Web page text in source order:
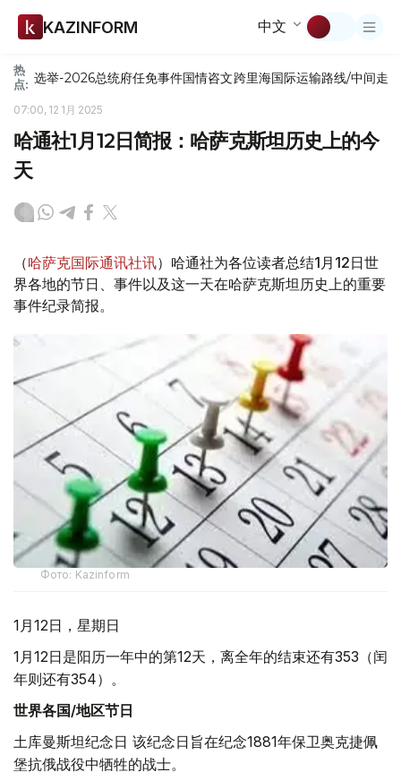
KAZINFORM 中文
热
点: 选举-2026总统府任免事件国情咨文跨里海国际运输路线/中间走廊
07:00, 12 1月 2025
哈通社1月12日简报：哈萨克斯坦历史上的今
天
（哈萨克国际通讯社讯）哈通社为各位读者总结1月12日世
界各地的节日、事件以及这一天在哈萨克斯坦历史上的重要
事件纪录简报。
Фото: Kazinform
1月12日，星期日
1月12日是阳历一年中的第12天，离全年的结束还有353（闰
年则还有354）。
世界各国/地区节日
土库曼斯坦纪念日 该纪念日旨在纪念1881年保卫奥克捷佩
堡抗俄战役中牺牲的战士。